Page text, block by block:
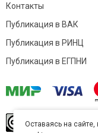
Контакты
Публикация в ВАК
Публикация в РИНЦ
Публикация в ЕГПНИ
Оставаясь на